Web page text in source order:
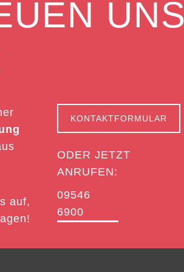
auf,
KONTAKTFORMULAR
ODER JETZT
ANRUFEN:
09546
6900